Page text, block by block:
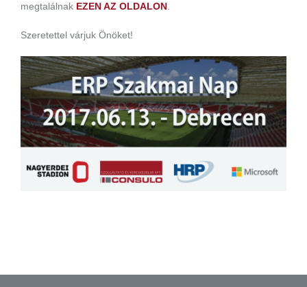
megtalálnak EZEN AZ OLDALON.
Szeretettel várjuk Önöket!